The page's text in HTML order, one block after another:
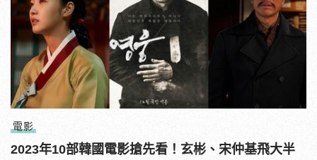
電影
2023年10部韓國電影搶先看！玄彬、宋仲基飛大半